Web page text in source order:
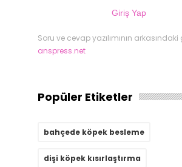
Giriş Yap
Soru ve cevap yazılımının arkasındaki
anspress.net
Popüler Etiketler
bahçede köpek besleme
dişi köpek kısırlaştırma